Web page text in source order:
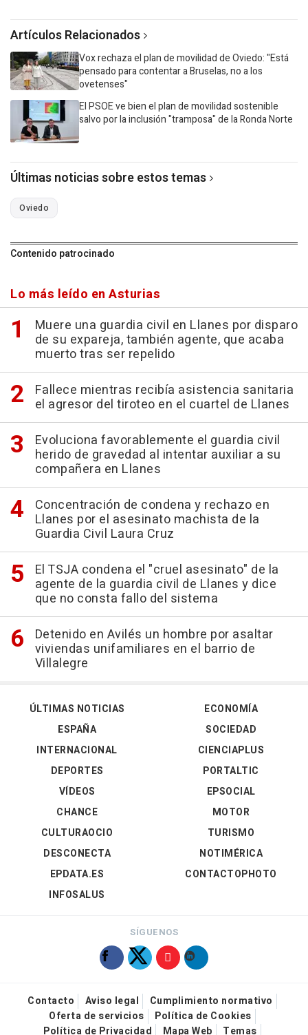
Artículos Relacionados
Vox rechaza el plan de movilidad de Oviedo: "Está
pensado para contentar a Bruselas, no a los
ovetenses"
El PSOE ve bien el plan de movilidad sostenible
salvo por la inclusión "tramposa" de la Ronda Norte
Últimas noticias sobre estos temas
Oviedo
Contenido patrocinado
Lo más leído en Asturias
Muere una guardia civil en Llanes por disparo
de su expareja, también agente, que acaba
muerto tras ser repelido
Fallece mientras recibía asistencia sanitaria
el agresor del tiroteo en el cuartel de Llanes
Evoluciona favorablemente el guardia civil
herido de gravedad al intentar auxiliar a su
compañera en Llanes
Concentración de condena y rechazo en
Llanes por el asesinato machista de la
Guardia Civil Laura Cruz
El TSJA condena el "cruel asesinato" de la
agente de la guardia civil de Llanes y dice
que no consta fallo del sistema
Detenido en Avilés un hombre por asaltar
viviendas unifamiliares en el barrio de
Villalegre
ÚLTIMAS NOTICIAS
ESPAÑA
INTERNACIONAL
DEPORTES
VÍDEOS
ECONOMÍA
SOCIEDAD
CIENCIAPLUS
PORTALTIC
EPSOCIAL
CHANCE
CULTURAOCIO
DESCONECTA
EPDATA.ES
INFOSALUS
MOTOR
TURISMO
NOTIMÉRICA
CONTACTOPHOTO
SÍGUENOS
Contacto Aviso legal
Cumplimiento normativo
Oferta de servicios
Política de Cookies
Política de Privacidad
Mapa Web Temas